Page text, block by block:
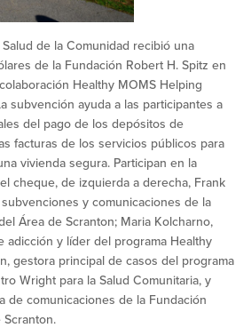
de la Comunidad recibió una
de la Fundación Robert H. Spitz en
Healthy MOMS Helping
subvención ayuda a las participantes a
del pago de los depósitos de
facturas de los servicios públicos para
vivienda segura. Participan en la
cheque, de izquierda a derecha, Frank
y comunicaciones de la
Área de Scranton; Maria Kolcharno,
adicción y líder del programa Healthy
gestora principal de casos del programa
Wright para la Salud Comunitaria, y
de comunicaciones de la Fundación